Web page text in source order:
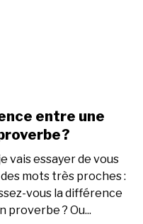
entre une
?
vais essayer de vous
mots très proches :
vous la différence
proverbe ? Ou...